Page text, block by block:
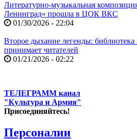
Литературно-музыкальная
Ленинград» прошла в ЦОК ВКС
01/30/2026 - 22:04
Второе дыхание легенды:
принимает читателей
01/21/2026 - 02:22
ТЕЛЕГРАММ канал
"Культура и Армия"
Присоединяйтесь!
Персоналии